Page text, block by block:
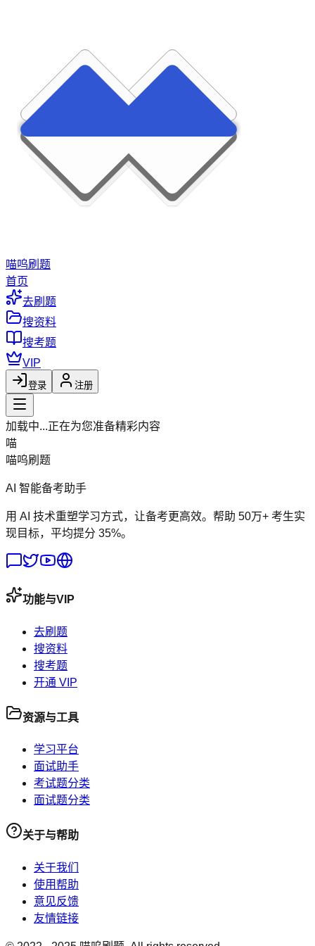
喵呜刷题
首页
去刷题
搜资料
搜考题
VIP
登录 注册
加载中...正在为您准备精彩内容
喵
喵呜刷题
AI 智能备考助手
用 AI 技术重塑学习方式，让备考更高效。帮助 50万+ 考生实
现目标，平均提分 35%。
功能与VIP
去刷题
搜资料
搜考题
开通 VIP
资源与工具
学习平台
面试助手
考试题分类
面试题分类
关于与帮助
关于我们
使用帮助
意见反馈
友情链接